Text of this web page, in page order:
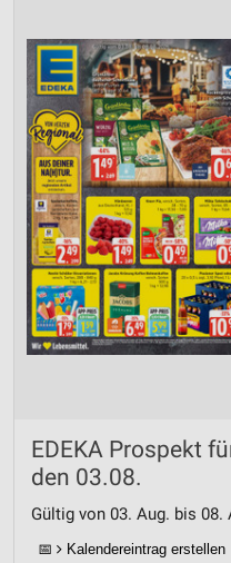
EDEKA Prospekt
den 03.08.
Gültig von 03. Aug. bis 08.
📅 Kalendereintrag erstellen